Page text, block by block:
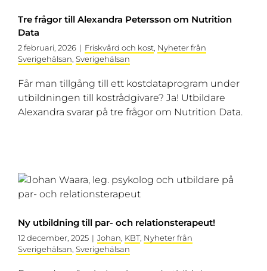
Tre frågor till Alexandra Petersson om Nutrition
Data
2 februari, 2026 | Friskvård och kost, Nyheter från
Sverigehälsan, Sverigehälsan
Får man tillgång till ett kostdataprogram under
utbildningen till kostrådgivare? Ja! Utbildare
Alexandra svarar på tre frågor om Nutrition Data.
Ny utbildning till par- och relationsterapeut!
12 december, 2025 | Johan, KBT, Nyheter från
Sverigehälsan, Sverigehälsan